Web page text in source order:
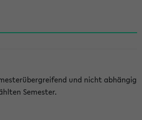
und nicht abhängig
Semester.